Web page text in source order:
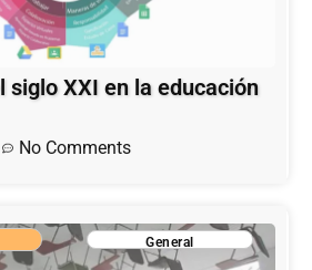
siglo XXI en la educación
No Comments
General